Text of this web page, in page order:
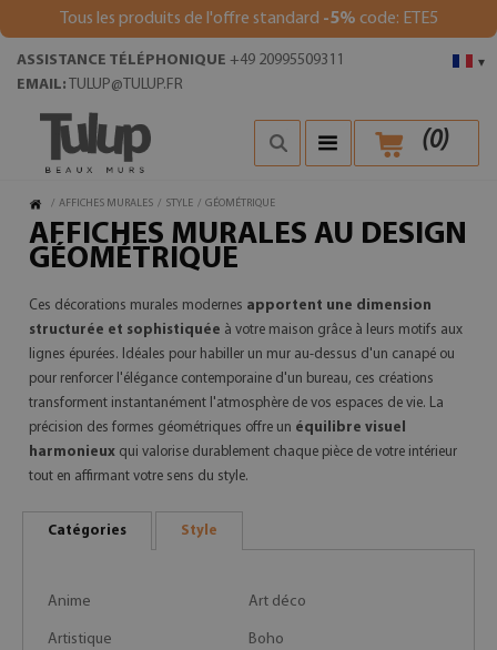
Tous les produits de l'offre standard -5% code: ETE5
▾
ASSISTANCE TÉLÉPHONIQUE +49 20995509311
EMAIL: TULUP@TULUP.FR
(0)
/ AFFICHES MURALES / STYLE / GÉOMÉTRIQUE
AFFICHES MURALES AU DESIGN
GÉOMÉTRIQUE
Ces décorations murales modernes apportent une dimension
structurée et sophistiquée à votre maison grâce à leurs motifs aux
lignes épurées. Idéales pour habiller un mur au-dessus d'un canapé ou
pour renforcer l'élégance contemporaine d'un bureau, ces créations
transforment instantanément l'atmosphère de vos espaces de vie. La
précision des formes géométriques offre un équilibre visuel
harmonieux qui valorise durablement chaque pièce de votre intérieur
tout en affirmant votre sens du style.
Catégories Style
Anime Art déco
Artistique Boho